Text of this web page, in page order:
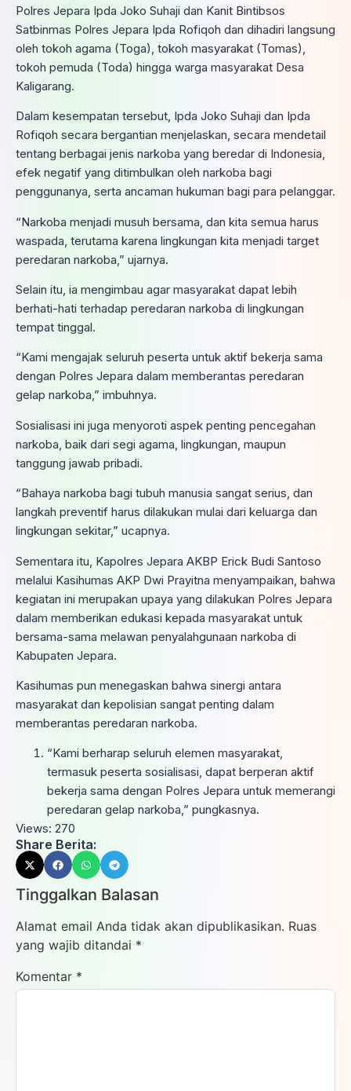
Polres Jepara Ipda Joko Suhaji dan Kanit Bintibsos
Satbinmas Polres Jepara Ipda Rofiqoh dan dihadiri langsung
oleh tokoh agama (Toga), tokoh masyarakat (Tomas),
tokoh pemuda (Toda) hingga warga masyarakat Desa
Kaligarang.
Dalam kesempatan tersebut, Ipda Joko Suhaji dan Ipda
Rofiqoh secara bergantian menjelaskan, secara mendetail
tentang berbagai jenis narkoba yang beredar di Indonesia,
efek negatif yang ditimbulkan oleh narkoba bagi
penggunanya, serta ancaman hukuman bagi para pelanggar.
“Narkoba menjadi musuh bersama, dan kita semua harus
waspada, terutama karena lingkungan kita menjadi target
peredaran narkoba,” ujarnya.
Selain itu, ia mengimbau agar masyarakat dapat lebih
berhati-hati terhadap peredaran narkoba di lingkungan
tempat tinggal.
“Kami mengajak seluruh peserta untuk aktif bekerja sama
dengan Polres Jepara dalam memberantas peredaran
gelap narkoba,” imbuhnya.
Sosialisasi ini juga menyoroti aspek penting pencegahan
narkoba, baik dari segi agama, lingkungan, maupun
tanggung jawab pribadi.
“Bahaya narkoba bagi tubuh manusia sangat serius, dan
langkah preventif harus dilakukan mulai dari keluarga dan
lingkungan sekitar,” ucapnya.
Sementara itu, Kapolres Jepara AKBP Erick Budi Santoso
melalui Kasihumas AKP Dwi Prayitna menyampaikan, bahwa
kegiatan ini merupakan upaya yang dilakukan Polres Jepara
dalam memberikan edukasi kepada masyarakat untuk
bersama-sama melawan penyalahgunaan narkoba di
Kabupaten Jepara.
Kasihumas pun menegaskan bahwa sinergi antara
masyarakat dan kepolisian sangat penting dalam
memberantas peredaran narkoba.
“Kami berharap seluruh elemen masyarakat,
termasuk peserta sosialisasi, dapat berperan aktif
bekerja sama dengan Polres Jepara untuk memerangi
peredaran gelap narkoba,” pungkasnya.
Views: 270
Share Berita:
Tinggalkan Balasan
Alamat email Anda tidak akan dipublikasikan. Ruas
yang wajib ditandai *
Komentar *